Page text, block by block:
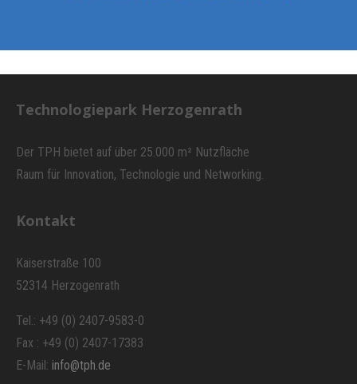
Technologiepark Herzogenrath
Der TPH bietet auf über 25.000 m² Nutzfläche
Raum für Innovation, Technologie und Networking.
Kontakt
Kaiserstraße 100
52314 Herzogenrath
Tel.: +49 (0) 2407-9583-0
Fax : +49 (0) 2407-17383
E-Mail: info@tph.de